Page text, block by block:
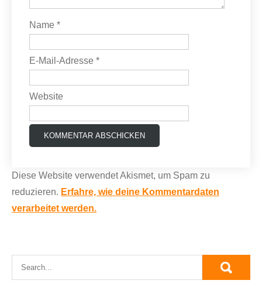
Name *
E-Mail-Adresse *
Website
Diese Website verwendet Akismet, um Spam zu
reduzieren. Erfahre, wie deine Kommentardaten
verarbeitet werden.